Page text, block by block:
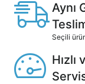
Aynı
Seçili
Hızlı